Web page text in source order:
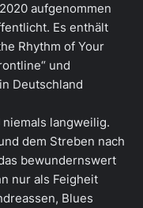
aufgenommen
Es enthält
Rhythm of Your
und
Deutschland
langweilig.
dem Streben nach
bewundernswert
nur als Feigheit
Blues